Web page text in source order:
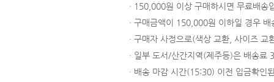
· 150,000원 이상 구매하시면 무료배송
· 구매금액이 150,000원 이하일 경우
· 구매자 사정으로(색상 교환, 사이즈
· 일부 도서/산간지역(제주등)은 배송료
· 배송 마감 시간(15:30) 이전 입금확인